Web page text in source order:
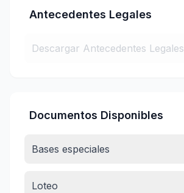
Antecedentes Legales
Descargar Antecedentes Legales
Documentos Disponibles
Bases especiales
Loteo